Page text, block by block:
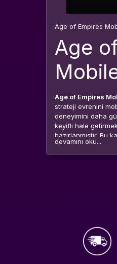
Age of Empires
Age
Age of Empires
strateji evrenini
deneyimini daha
keyifli hale
hazırlanmıştır. Bu
ilerlemenizi
geliştirme
Age of Empires
strateji ruhunu
şehir geliştirme,
devamını oku...